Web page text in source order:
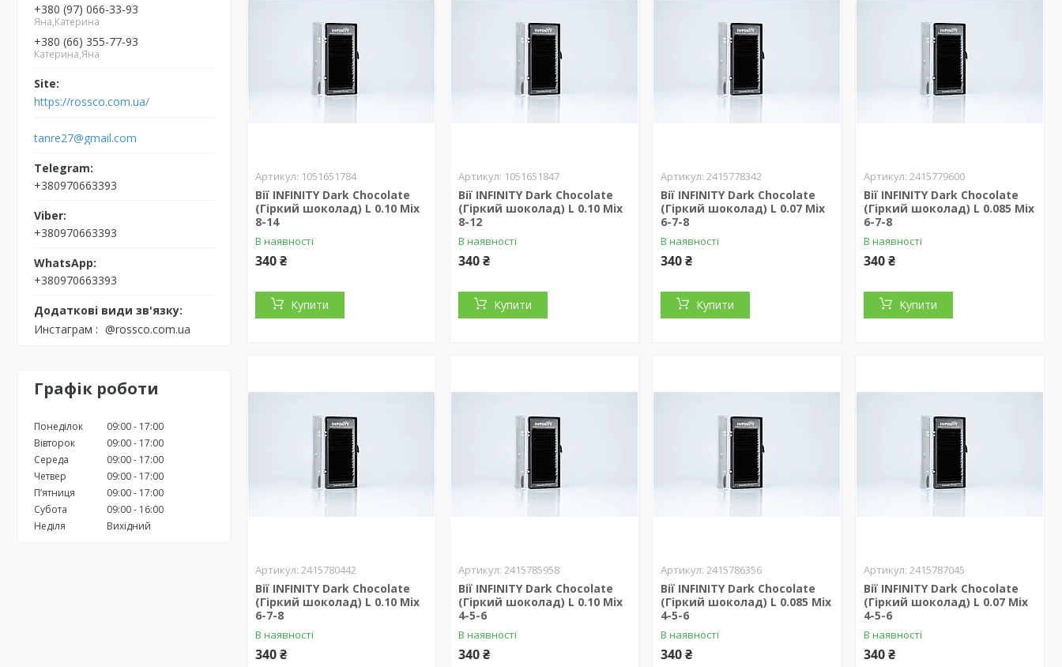
+380 (97) 066-33-93
Яна,Катерина
+380 (66) 355-77-93
Катерина,Яна
https://rossco.com.ua/
tanre27@gmail.com
+380970663393
+380970663393
+380970663393
Инстаграм @rossco.com.ua
Графік роботи
Понеділок 09:00
17:00
Вівторок
09:00
17:00
Середа
09:00
17:00
Четвер
09:00
17:00
Пʼятниця
09:00
17:00
Субота
09:00
16:00
Неділя
Вихідний
1051651784
Вії INFINITY Dark Chocolate
(Гіркий шоколад) L 0.10 Mix
8-14
В наявності
340 ₴
Купити
1051651847
Вії INFINITY Dark Chocolate
(Гіркий шоколад) L 0.10 Mix
8-12
В наявності
340 ₴
Купити
2415778342
Вії INFINITY Dark Chocolate
(Гіркий шоколад) L 0.07 Mix
6-7-8
В наявності
340 ₴
Купити
2415779600
Вії INFINITY Dark Chocolate
(Гіркий шоколад) L 0.085 Mix
6-7-8
В наявності
340 ₴
Купити
2415780442
Вії INFINITY Dark Chocolate
(Гіркий шоколад) L 0.10 Mix
6-7-8
В наявності
340 ₴
2415785958
Вії INFINITY Dark Chocolate
(Гіркий шоколад) L 0.10 Mix
4-5-6
В наявності
340 ₴
2415786356
Вії INFINITY Dark Chocolate
(Гіркий шоколад) L 0.085 Mix
4-5-6
В наявності
340 ₴
2415787045
Вії INFINITY Dark Chocolate
(Гіркий шоколад) L 0.07 Mix
4-5-6
В наявності
340 ₴